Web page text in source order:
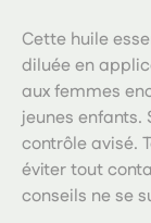
Cette huile
diluée en
aux femmes
jeunes enfants.
contrôle avisé.
éviter tout
conseils ne se